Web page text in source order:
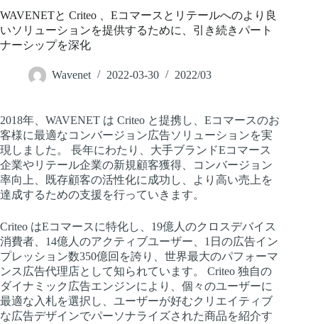
WAVENETと Criteo 、Eコマースとリテールへのより良
いソリューションを提供するために、引き続きパート
ナーシップを深化
Wavenet 2022-03-30 2022/03
2018年、WAVENET は Criteo と提携し、Eコマースのお
客様に最適なコンバージョン広告ソリューションを実
現しました。 長年にわたり、大手ブランドEコマース
企業やリテール企業の新規顧客獲得、コンバージョン
率向上、既存顧客の活性化に成功し、より高い売上を
達成するための支援を行っていきます。
Criteo はEコマースに特化し、19億人のクロスデバイス
消費者、14億人のアクティブユーザー、1日の広告イン
プレッション数350億回を誇り、世界最大のパフォーマ
ンス広告代理店として知られています。 Criteo 独自の
ダイナミック広告エンジンにより、個々のユーザーに
最適な入札を選択し、ユーザーが好むクリエイティブ
な広告デザインでパーソナライズされた商品を紹介す